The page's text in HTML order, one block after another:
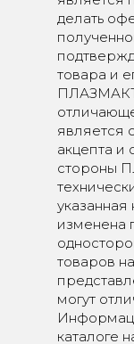
делать
товара и
является
акцепта
стороны
указанная
изменена
товаров
могут
каталоге